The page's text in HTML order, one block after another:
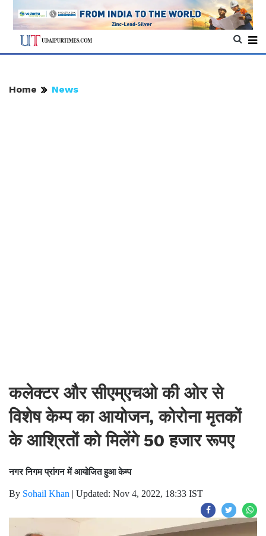
Home News
कलेक्टर और सीएम्एचओ की ओर से
विशेष केम्प का आयोजन, कोरोना मृतकों
के आश्रितों को मिलेंगे 50 हजार रूपए
नगर निगम प्रांगन में आयोजित हुआ केम्प
By Sohail Khan | Updated: Nov 4, 2022, 18:33 IST